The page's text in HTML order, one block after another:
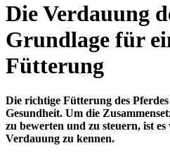
Die Verdauung
Grundlage für
Fütterung
Die richtige Fütterung des
Gesundheit. Um die
zu bewerten und zu steuern, ist
Verdauung zu kennen.